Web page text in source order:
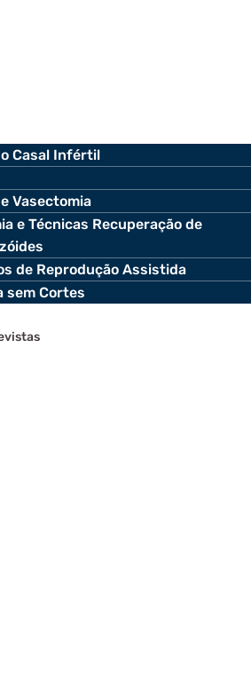
Casal Infértil
Vasectomia
e Técnicas Recuperação de
de Reprodução Assistida
sem Cortes